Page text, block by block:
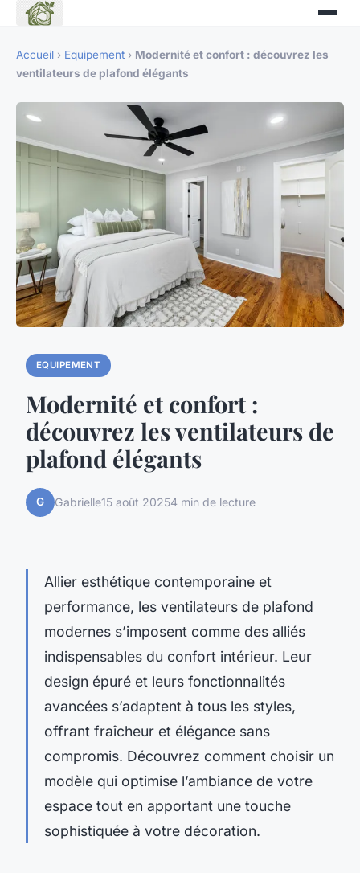
Accueil › Equipement › Modernité et confort : découvrez les
ventilateurs de plafond élégants
EQUIPEMENT
Modernité et confort :
découvrez les ventilateurs de
plafond élégants
G Gabrielle15 août 20254 min de lecture
Allier esthétique contemporaine et
performance, les ventilateurs de plafond
modernes s’imposent comme des alliés
indispensables du confort intérieur. Leur
design épuré et leurs fonctionnalités
avancées s’adaptent à tous les styles,
offrant fraîcheur et élégance sans
compromis. Découvrez comment choisir un
modèle qui optimise l’ambiance de votre
espace tout en apportant une touche
sophistiquée à votre décoration.